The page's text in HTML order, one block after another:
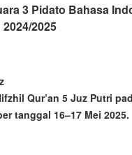
Bahasa
2025
Qur’an 5 Juz Putri
tanggal 16–17 Mei 2025.